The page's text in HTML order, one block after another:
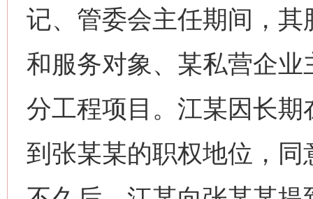
记、管委会主任期间，
和服务对象、某私营企
分工程项目。江某因长
到张某某的职权地位，